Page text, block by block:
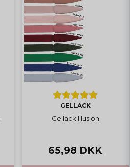
GELLACK
Gellack Illusion
65,98 DKK